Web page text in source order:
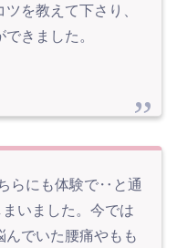
を教えて下さり、
きました。
らにも体験で‥と通
いました。今では
んでいた腰痛やもも